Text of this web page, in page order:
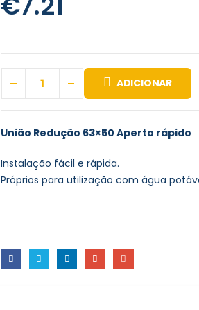
ADICIONAR
União Redução 63×50 Aperto rápido
Instalação fácil e rápida.
Próprios para utilização com água